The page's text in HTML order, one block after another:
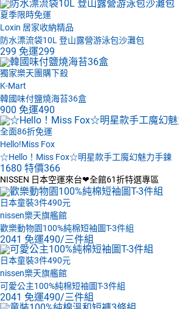
夏季限時免運
Loxin 居家收納精品
防水漂流袋10L 登山露營游泳包沙灘包
299 免運299
獨家樂天團購下殺
K-Mart
韓國味付鹽燒海苔36盒
900 免運490
全面86折免運
Hello!Miss Fox
☆Hello！Miss Fox☆明星款手工魔幻魅力手鍊
1680 特價366
NISSEN 日本空運來台❤全館61折特選專區
日本童裝3件490元
nissen樂天旗艦館
歡樂動物園100%純棉短袖圖T-3件組
2041 免運490/三件組
日本童裝3件490元
nissen樂天旗艦館
可愛公主100%純棉短袖圖T-3件組
2041 免運490/三件組